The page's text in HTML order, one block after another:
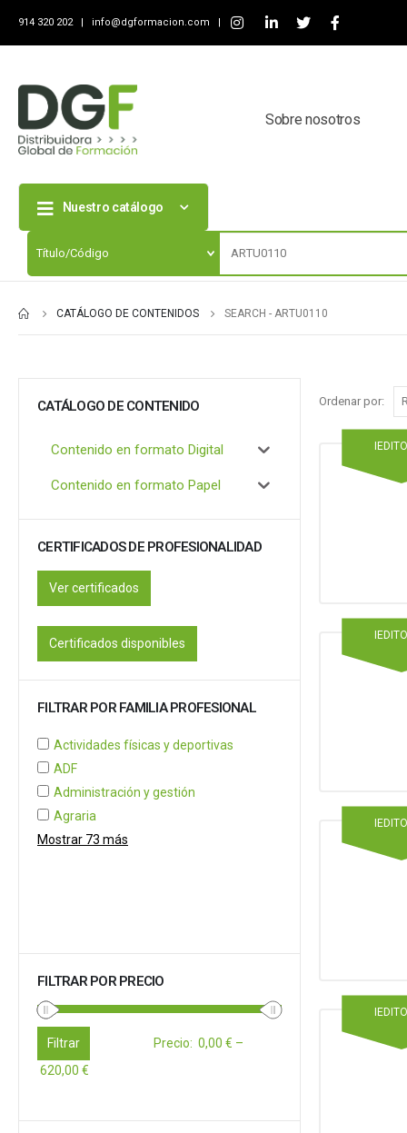
914 320 202 | info@dgformacion.com |
Sobre nosotros
Nuestro catálogo
CATÁLOGO DE CONTENIDOS SEARCH - ARTU0110
Ordenar por:
CATÁLOGO DE CONTENIDO
Contenido en formato Digital
Contenido en formato Papel
CERTIFICADOS DE PROFESIONALIDAD
Ver certificados
Certificados disponibles
FILTRAR POR FAMILIA PROFESIONAL
Actividades físicas y deportivas
ADF
Administración y gestión
Agraria
Mostrar 73 más
FILTRAR POR PRECIO
Filtrar Precio: 0,00 € –
620,00 €